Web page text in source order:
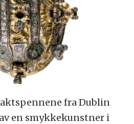
fra Dublin
en smykkekunstner i